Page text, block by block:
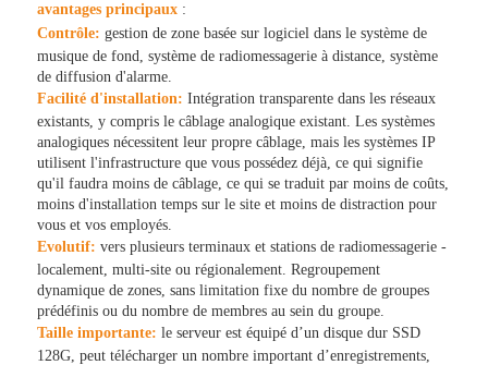
avantages principaux :
Contrôle: gestion de zone basée sur logiciel dans le système de
musique de fond, système de radiomessagerie à distance, système
de diffusion d'alarme.
Facilité d'installation: Intégration transparente dans les réseaux
existants, y compris le câblage analogique existant. Les systèmes
analogiques nécessitent leur propre câblage, mais les systèmes IP
utilisent l'infrastructure que vous possédez déjà, ce qui signifie
qu'il faudra moins de câblage, ce qui se traduit par moins de coûts,
moins d'installation temps sur le site et moins de distraction pour
vous et vos employés.
Evolutif: vers plusieurs terminaux et stations de radiomessagerie -
localement, multi-site ou régionalement. Regroupement
dynamique de zones, sans limitation fixe du nombre de groupes
prédéfinis ou du nombre de membres au sein du groupe.
Taille importante: le serveur est équipé d’un disque dur SSD
128G, peut télécharger un nombre important d’enregistrements,